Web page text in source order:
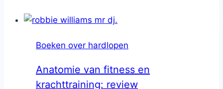
Boeken over hardlopen
Anatomie van fitness en
krachttraining: review